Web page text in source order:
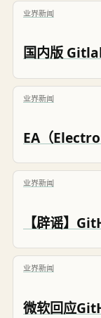
业界新闻
业界新闻
业界新闻
【辟谣】
业界新闻